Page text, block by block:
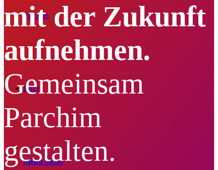
Parchim
FAQ
Menü Menü
mit der Zukunft
aufnehmen.
Gemeinsam
Parchim
gestalten.